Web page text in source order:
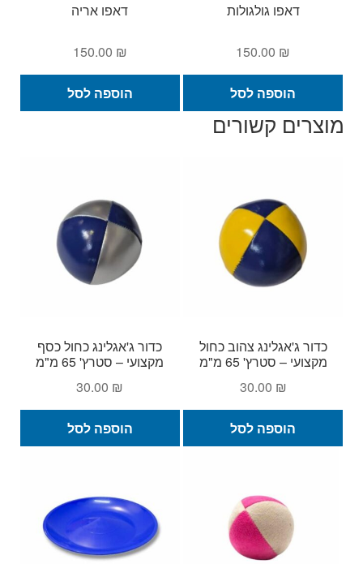
דאפו גולגולות
150.00 ₪
הוספה לסל
דאפו אריה
150.00 ₪
הוספה לסל
מוצרים קשורים
כדור ג'אגלינג צהוב כחול
מקצועי – סטרץ' 65 מ"מ
30.00 ₪
הוספה לסל
כדור ג'אגלינג כחול כסף
מקצועי – סטרץ' 65 מ"מ
30.00 ₪
הוספה לסל